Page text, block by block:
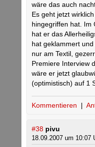
wäre das auch
Es geht jetzt
hingegriffen hat. Im
hat er das
hat geklammert
nur am Textil,
Premiere Interview
wäre er jetzt
(optimistisch) auf 1
Kommentieren |
#38 pivu
18.09.2007 um 10:07